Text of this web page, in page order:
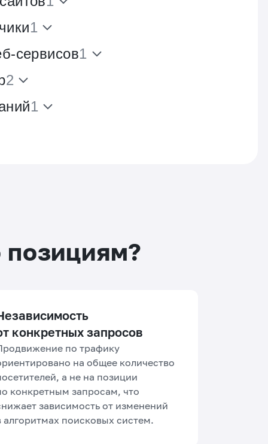
1
сервисов1
2
1
позициям?
конкретных запросов
по трафику
на общее количество
а не на позиции
конкретным запросам, что
зависимость от изменений
алгоритмах поисковых систем.